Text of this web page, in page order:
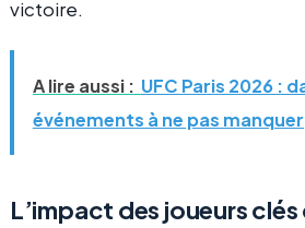
victoire.
A lire aussi : UFC Paris 2026 :
événements à ne pas manquer
L’impact des joueurs clés